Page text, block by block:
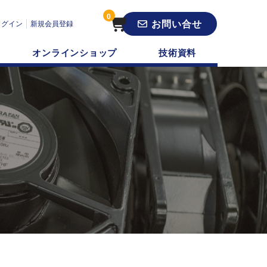
イン 新規会員登録
0
お問い合せ
オンラインショップ 技術資料